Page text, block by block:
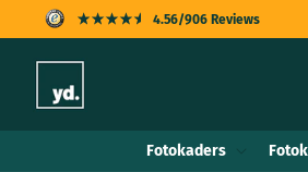
naar de
content
4.56/906 Reviews
Fotokaders